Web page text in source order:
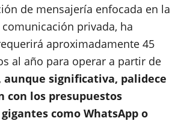
de mensajería enfocada en la
privada, ha
aproximadamente 45
al año para operar a partir de
aunque significativa, palidece
con los presupuestos
como WhatsApp o